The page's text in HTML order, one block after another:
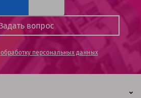
обработку персональных данных